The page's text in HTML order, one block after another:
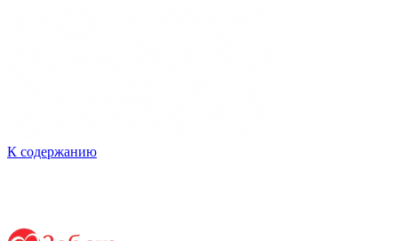
К содержанию